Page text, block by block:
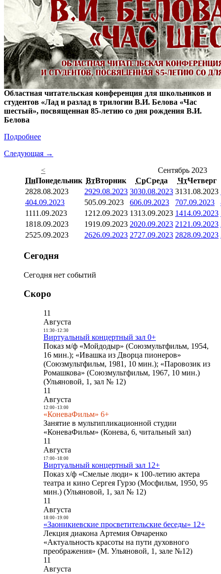
Областная читательская конференция для школьников и
студентов «Лад и разлад в трилогии В.И. Белова «Час
шестый», посвященная 85-летию со дня рождения В.И.
Белова
Подробнее
Следующая →
<
Сентябрь 2023
ПнПонедельник ВтВторник СрСреда ЧтЧетверг
2828.08.2023 2929.08.2023 3030.08.2023 3131.08.2023
404.09.2023 505.09.2023 606.09.2023 707.09.2023
1111.09.2023 1212.09.2023 1313.09.2023 1414.09.2023
1818.09.2023 1919.09.2023 2020.09.2023 21 21.09.2023
2525.09.2023 2626.09.2023 2727.09.2023 2828.09.2023
Сегодня
Сегодня нет событий
Скоро
11
Августа
11:30- 12:30
Виртуальный концертный зал 0+
Показ м/ф «Мойдодыр» (Союзмультфильм, 1954,
16 мин.); «Ивашка из Дворца пионеров»
(Союзмультфильм, 1981, 10 мин.); «Паровозик из
Ромашкова» (Союзмультфильм, 1967, 10 мин.)
(Ульяновой, 1, зал № 12)
11
Августа
12:00- 13:00
«КоневаФильм» 6+
Занятие в мультипликационной студии
«КоневаФильм» (Конева, 6, читальный зал)
11
Августа
17:00- 18:00
Виртуальный концертный зал 12+
Показ х/ф «Смелые люди» к 100-летию актера
театра и кино Сергея Гурзо (Мосфильм, 1950, 95
мин.) (Ульяновой, 1, зал № 12)
11
Августа
18:00- 19:00
«Заоникиевские просветительские беседы» 12+
Лекция диакона Артемия Овчаренко
«Актуальность красоты на пути духовного
преображения» (М. Ульяновой, 1, зале №12)
11
Августа